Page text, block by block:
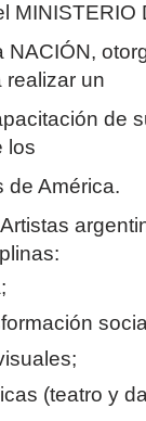
MINISTERIO
NACIÓN,
realizar un
de
los
de América.
Artistas
(teatro y